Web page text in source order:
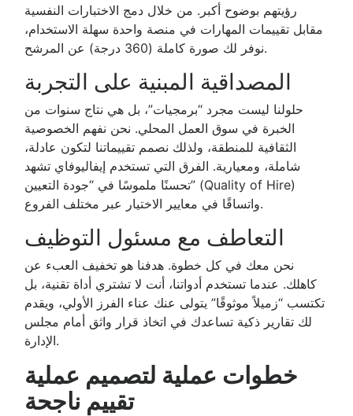
رؤيتهم بوضوح أكبر. من خلال دمج الاختبارات النفسية
مقابل تقييمات المهارات في منصة واحدة سهلة الاستخدام،
نوفر لك صورة كاملة (360 درجة) عن المرشح.
المصداقية المبنية على التجربة
حلولنا ليست مجرد “برمجيات”، بل هي نتاج سنوات من
الخبرة في سوق العمل المحلي. نحن نفهم الخصوصية
الثقافية للمنطقة، ولذلك نصمم تقييماتنا لتكون عادلة،
شاملة، ومعيارية. الفرق التي تستخدم إيفاليوفاي تشهد
تحسنًا ملموسًا في “جودة التعيين” (Quality of Hire)
واتساقًا في معايير الاختيار عبر مختلف الفروع.
التعاطف مع مسئول التوظيف
نحن معك في كل خطوة. هدفنا هو تخفيف العبء عن
كاهلك. عندما تستخدم أدواتنا، أنت لا تشتري أداة تقنية، بل
تكتسب “زميلاً موثوقًا” يتولى عنك عناء الفرز الأولي، ويقدم
لك تقارير ذكية تساعدك في اتخاذ قرار واثق أمام مجلس
الإدارة.
خطوات عملية لتصميم عملية
تقييم ناجحة